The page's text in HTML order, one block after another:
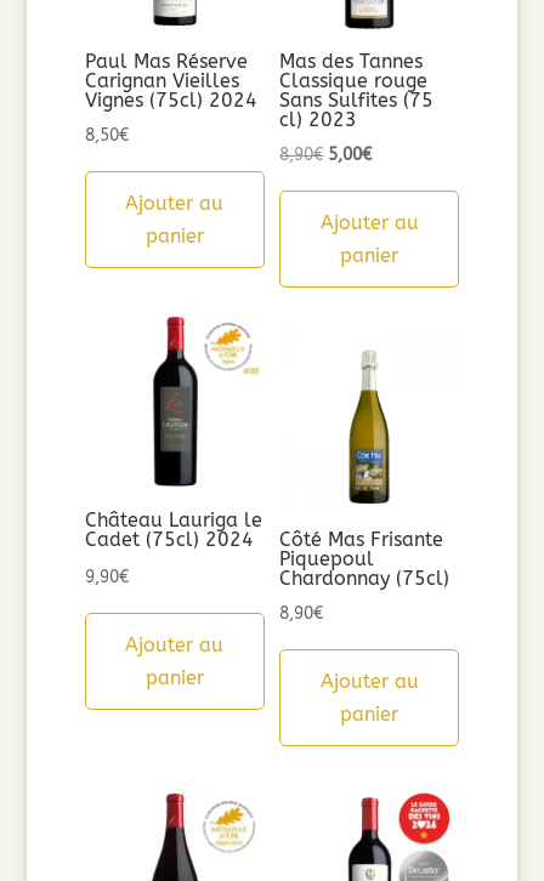
Paul Mas Réserve
Carignan Vieilles
Vignes (75cl) 2024
8,50€
Ajouter au
panier
Mas des Tannes
Classique rouge
Sans Sulfites (75
cl) 2023
8,90€ Le
initial
était :
5,00€Le
actuel
est :
Ajouter au
panier
Château Lauriga le
Cadet (75cl) 2024
9,90€
Ajouter au
panier
Côté Mas Frisante
Piquepoul
Chardonnay (75cl)
8,90€
Ajouter au
panier